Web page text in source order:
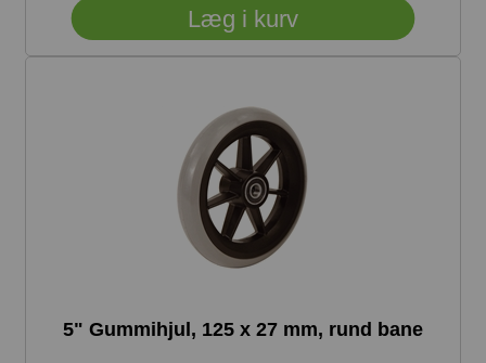
5" Gummihjul, 125 x 27 mm, rund bane